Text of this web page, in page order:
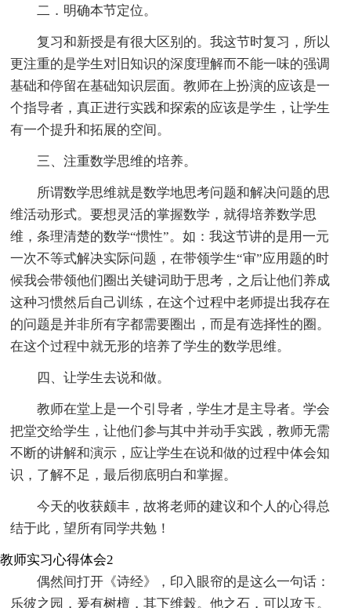
二．明确本节定位。
复习和新授是有很大区别的。我这节时复习，所以
更注重的是学生对旧知识的深度理解而不能一味的强调
基础和停留在基础知识层面。教师在上扮演的应该是一
个指导者，真正进行实践和探索的应该是学生，让学生
有一个提升和拓展的空间。
三、注重数学思维的培养。
所谓数学思维就是数学地思考问题和解决问题的思
维活动形式。要想灵活的掌握数学，就得培养数学思
维，条理清楚的数学“惯性”。如：我这节讲的是用一元
一次不等式解决实际问题，在带领学生“审”应用题的时
候我会带领他们圈出关键词助于思考，之后让他们养成
这种习惯然后自己训练，在这个过程中老师提出我存在
的问题是并非所有字都需要圈出，而是有选择性的圈。
在这个过程中就无形的培养了学生的数学思维。
四、让学生去说和做。
教师在堂上是一个引导者，学生才是主导者。学会
把堂交给学生，让他们参与其中并动手实践，教师无需
不断的讲解和演示，应让学生在说和做的过程中体会知
识，了解不足，最后彻底明白和掌握。
今天的收获颇丰，故将老师的建议和个人的心得总
结于此，望所有同学共勉！
教师实习心得体会2
偶然间打开《诗经》，印入眼帘的是这么一句话：
乐彼之园，爰有树檀，其下维榖。他之石，可以攻玉。